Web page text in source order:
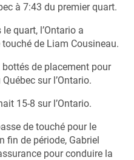
à 7:43 du premier quart.
quart, l’Ontario a
de Liam Cousineau.
de placement pour
sur l’Ontario.
15-8 sur l’Ontario.
de touché pour le
fin de période, Gabriel
pour conduire la